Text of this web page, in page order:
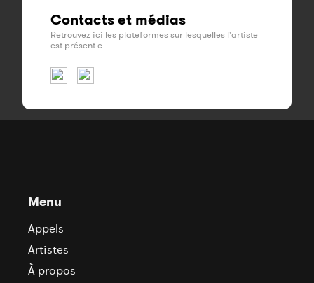
Contacts et médias
Retrouvez ici les plateformes sur lesquelles l'artiste
est présent·e
Menu
Appels
Artistes
À propos